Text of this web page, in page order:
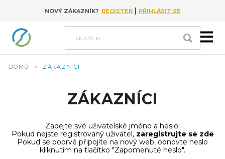
Go to content
NOVÝ ZÁKAZNÍK? REGISTER | PŘIHLÁSIT SE
search
DOMŮ > ZÁKAZNÍCI
ZÁKAZNÍCI
Zadejte své uživatelské jméno a heslo.
Pokud nejste registrovaný uživatel, zaregistrujte se zde
Pokud se poprvé připojíte na nový web, obnovte heslo
kliknutím na tlačítko "Zapomenuté heslo".